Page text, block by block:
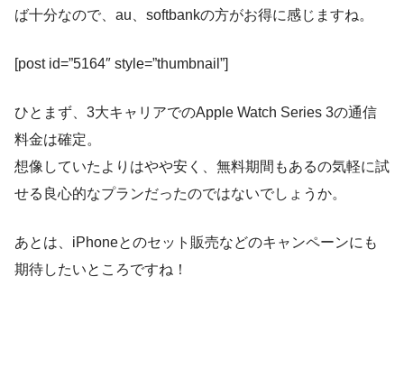
ば十分なので、au、softbankの方がお得に感じますね。
[post id=”5164″ style=”thumbnail”]
ひとまず、3大キャリアでのApple Watch Series 3の通信
料金は確定。
想像していたよりはやや安く、無料期間もあるの気軽に試
せる良心的なプランだったのではないでしょうか。
あとは、iPhoneとのセット販売などのキャンペーンにも
期待したいところですね！